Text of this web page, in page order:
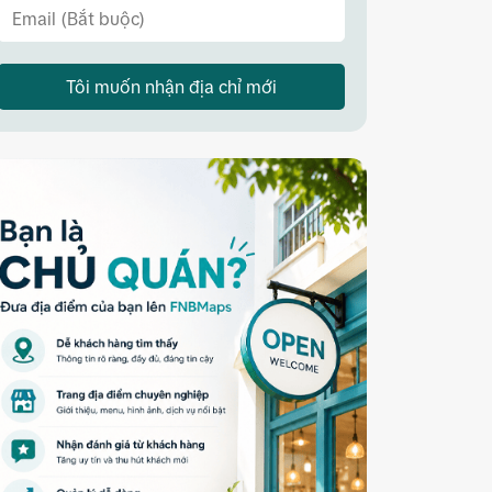
Tôi muốn nhận địa chỉ mới